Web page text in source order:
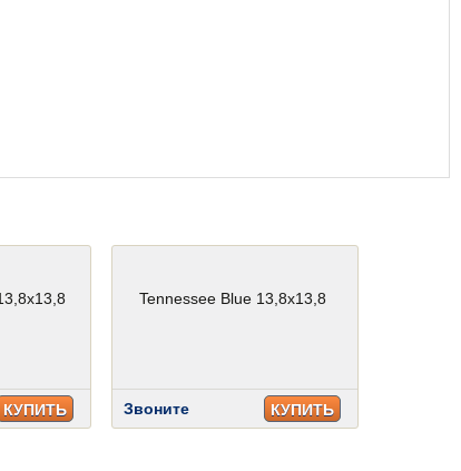
КУПИТЬ
Tennessee Blue 13,8x13,8
Звоните КУПИТЬ